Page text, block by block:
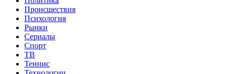
Происшествия
Психология
Рынки
Сериалы
Спорт
ТВ
Теннис